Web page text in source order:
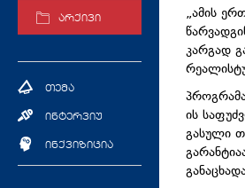
არქივი
თემა
ინტერვიუ
ინქვიზიცია
„ამის
კარგად
ის
გასული